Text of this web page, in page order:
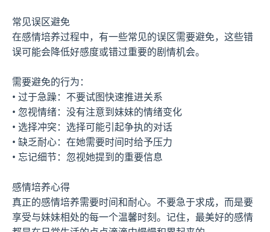
常见误区避免
在感情培养过程中，有一些常见的误区需要避免，这些错
误可能会降低好感度或错过重要的剧情机会。
需要避免的行为：
• 过于急躁：不要试图快速推进关系
• 忽视情绪：没有注意到妹妹的情绪变化
• 选择冲突：选择可能引起争执的对话
• 缺乏耐心：在她需要时间时给予压力
• 忘记细节：忽视她提到的重要信息
感情培养心得
真正的感情培养需要时间和耐心。不要急于求成，而是要
享受与妹妹相处的每一个温馨时刻。记住，最美好的感情